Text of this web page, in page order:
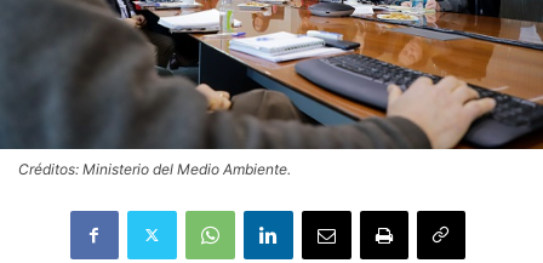
Créditos: Ministerio del Medio Ambiente.